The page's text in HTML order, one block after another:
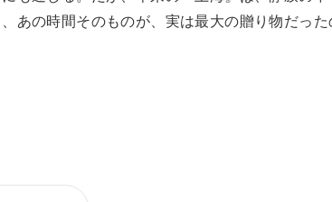
あの時間そのものが、実は最大の贈り物だった